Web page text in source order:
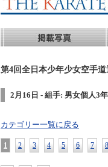
第4回全日本少年少女空手
2月16日 - 組手: 男女個人3
カテゴリー一覧に戻る
1 2 3 4 5 6 7 8